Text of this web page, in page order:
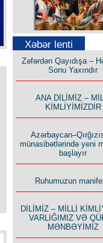
Səfər Alışarlı
Uzun yolun
Xəbər lenti
Zəfərdən Qayıdışa –
Sonu Yaxındır
ANA DİLİMİZ –
KİMLİYİMİZDİR
münasibətlərində yeni
başlayır
Ruhumuzun
DİLİMİZ – MİLLİ
VARLIĞIMIZ VƏ
MƏNBƏYİMİZ